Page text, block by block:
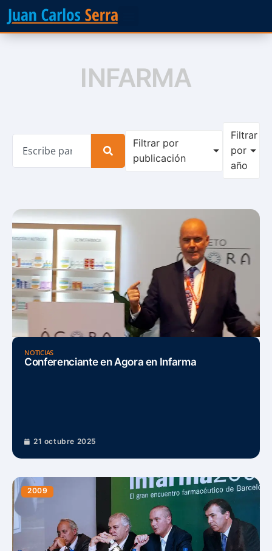
INFARMA
Filtrar por
publicación
Filtrar
por
año
NOTICIAS
Conferenciante en Agora en Infarma
21 octubre 2025
2009